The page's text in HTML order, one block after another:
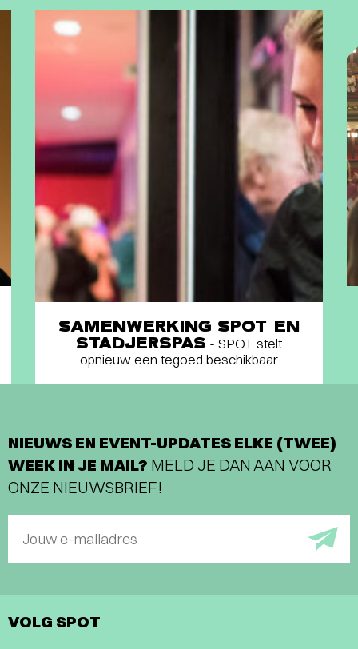
SAMENWERKING SPOT EN
STADJERSPAS - SPOT stelt
opnieuw een tegoed beschikbaar
NIEUWS EN EVENT-UPDATES ELKE (TWEE)
WEEK IN JE MAIL? MELD JE DAN AAN VOOR
ONZE NIEUWSBRIEF!
Jouw e-mailadres
VOLG SPOT